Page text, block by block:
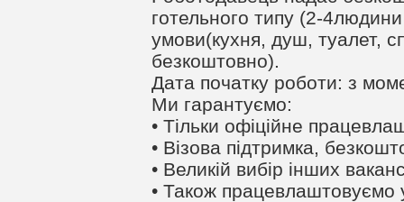
готельного типу (2-
умови(кухня, душ, туалет,
безкоштовно).
Дата початку роботи: з
Ми гарантуємо:
• Тільки офіційне
• Візова підтримка,
• Великій вибір інших
• Також працевлаштовуємо